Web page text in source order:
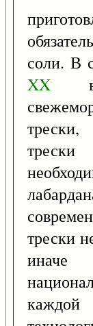
соли. В
XX в.
трески